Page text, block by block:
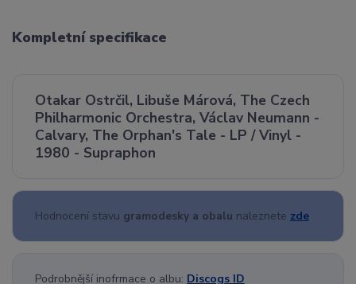
Kompletní specifikace
Otakar Ostrčil, Libuše Márová, The Czech
Philharmonic Orchestra, Václav Neumann -
Calvary, The Orphan's Tale - LP / Vinyl -
1980 - Supraphon
Hodnocení stavu gramodesky a obalu naleznete zde
Podrobnější inofrmace o albu: Discogs ID